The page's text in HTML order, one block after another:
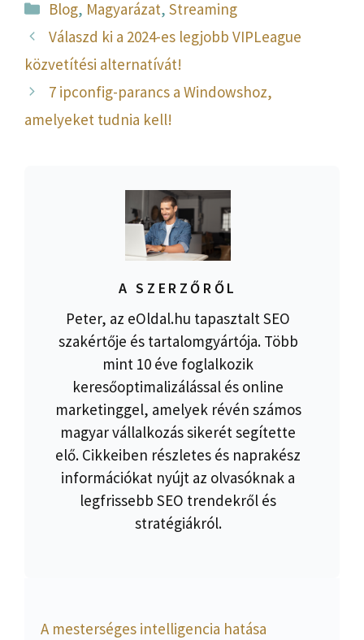
Kategória
Blog, Magyarázat,Streaming
Válaszd ki a 2024-es legjobb VIPLeague
közvetítési alternatívát!
7 ipconfig-parancs a Windowshoz,
amelyeket tudnia kell!
A SZERZŐRŐL
Peter, az eOldal.hu tapasztalt SEO
szakértője és tartalomgyártója. Több
mint 10 éve foglalkozik
keresőoptimalizálással és online
marketinggel, amelyek révén számos
magyar vállalkozás sikerét segítette
elő. Cikkeiben részletes és naprakész
információkat nyújt az olvasóknak a
legfrissebb SEO trendekről és
stratégiákról.
A mesterséges intelligencia hatása